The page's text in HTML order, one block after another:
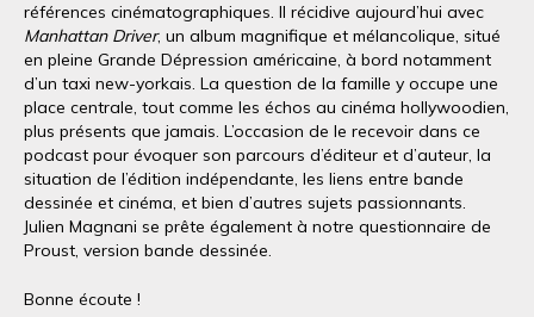
références cinématographiques. Il récidive aujourd’hui avec
Manhattan Driver, un album magnifique et mélancolique, situé
en pleine Grande Dépression américaine, à bord notamment
d’un taxi new-yorkais. La question de la famille y occupe une
place centrale, tout comme les échos au cinéma hollywoodien,
plus présents que jamais. L’occasion de le recevoir dans ce
podcast pour évoquer son parcours d’éditeur et d’auteur, la
situation de l’édition indépendante, les liens entre bande
dessinée et cinéma, et bien d’autres sujets passionnants.
Julien Magnani se prête également à notre questionnaire de
Proust, version bande dessinée.
Bonne écoute !